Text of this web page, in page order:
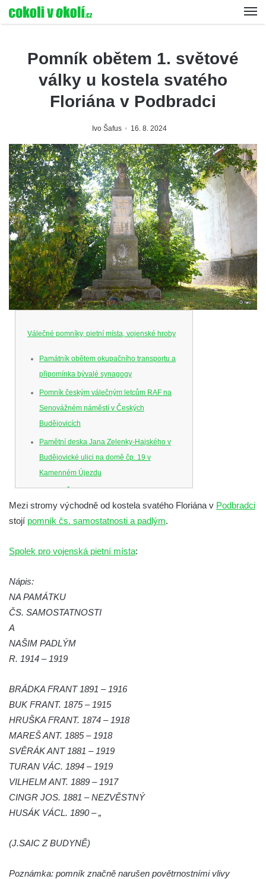
Pomník obětem 1. světové
války u kostela svatého
Floriána v Podbradci
Ivo Šafus 16. 8. 2024
Válečné pomníky, pietní místa, vojenské hroby
Památník obětem okupačního transportu a
připomínka bývalé synagogy
Pomník českým válečným letcům RAF na
Senovážném náměstí v Českých
Budějovicích
Pamětní deska Jana Zelenky-Hajského v
Budějovické ulici na domě čp. 19 v
Kamenném Újezdu
Kenotaf Šimona Valhy na starém hřbitově v
Kamenném Újezdě
Kenotaf Václava B. Hájka na starém
Pomník obětem válek na Náměstí v
Kenotaf Jana Mojžiše na hřbitově ve
Velešíně
Velešíně
Hrob Jana Foitla na hřbitově ve Velešíně
Pomník obětem 2. světové války na hřbitově
u kostela svatého Václava ve Velešíně
Pamětní deska 240 MILES TO FREEDOM u
pomníku obětem válek na náměstí J. V.
Kamarýta ve Velešíně
Pomník obětem 1. a 2. světové války na
náměstí J. V. Kamarýta ve Velešíně
Římově
Mezi stromy východně od kostela svatého Floriána v Podbradci
stojí pomník čs. samostatnosti a padlým.
Spolek pro vojenská pietní místa:
Nápis:
NA PAMÁTKU
ČS. SAMOSTATNOSTI
A
NAŠIM PADLÝM
R. 1914 – 1919
BRÁDKA FRANT 1891 – 1916
BUK FRANT. 1875 – 1915
HRUŠKA FRANT. 1874 – 1918
MAREŠ ANT. 1885 – 1918
SVĚRÁK ANT 1881 – 1919
TURAN VÁC. 1894 – 1919
VILHELM ANT. 1889 – 1917
CINGR JOS. 1881 – NEZVĚSTNÝ
HUSÁK VÁCL. 1890 – „
(J.SAIC Z BUDYNĚ)
Poznámka: pomník značně narušen povětrnostními vlivy